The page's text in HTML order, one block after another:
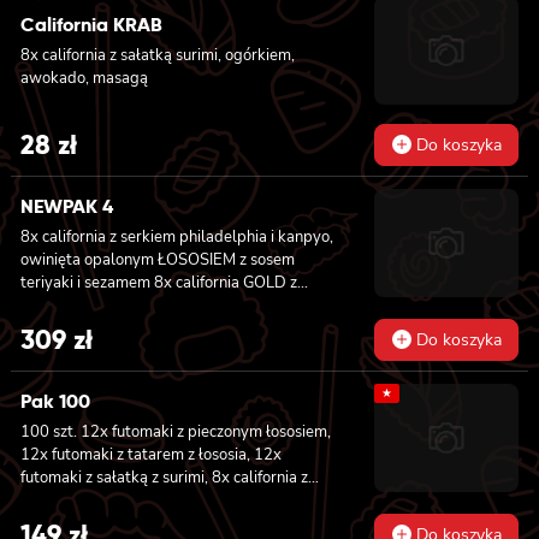
California KRAB
8x california z sałatką surimi, ogórkiem,
awokado, masagą
28zł Do koszyka
NEWPAK 4
8x california z serkiem philadelphia i kanpyo,
owinięta opalonym ŁOSOSIEM z sosem
teriyaki i sezamem 8x california GOLD z
krewetką w tempurze, ogórkiem i
majonezem lekko pikantnym, sosem teriyaki i
sezamem owinięta WĘGORZEM 8x california
GOLD z krewetką w tempurze, ogórkiem i
majonezem lekko pikantnym owinięta
TUŃCZYKIEM 8x california GOLD z krewetką
w tempurze, ogórkiem i majonezem lekko
pikantnym, sezamem owinięta KREWETKĄ
8x california GOLD z krewetką w tempurze,
ogórkiem i majonezem lekko pikantnym,
masago owinięta ŁOSOSIEM 8x california
309 zł Do koszyka
Pak 100
100 szt. 12x futomaki z pieczonym łososiem,
12x futomaki z tatarem z łososia, 12x
futomaki z sałatką z surimi, 8x california z
tuńczykiem, 8x california z pieczonym
łososiem, 8x california z krewetką w
★